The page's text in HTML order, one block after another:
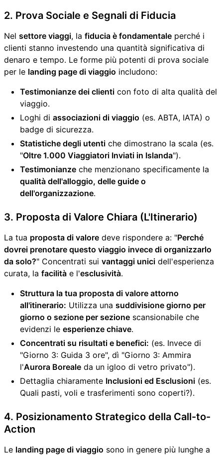
2. Prova Sociale e Segnali di Fiducia
Nel settore viaggi, la fiducia è fondamentale perché i
clienti stanno investendo una quantità significativa di
denaro e tempo. Le forme più potenti di prova sociale
per le landing page di viaggio includono:
Testimonianze dei clienti con foto di alta qualità del
viaggio.
Loghi di associazioni di viaggio (es. ABTA, IATA) o
badge di sicurezza.
Statistiche degli utenti che dimostrano la scala (es.
"Oltre 1.000 Viaggiatori Inviati in Islanda").
Testimonianze che menzionano specificamente la
qualità dell'alloggio, delle guide o
dell'organizzazione.
3. Proposta di Valore Chiara (L'Itinerario)
La tua proposta di valore deve rispondere a: "Perché
dovrei prenotare questo viaggio invece di organizzarlo
da solo?" Concentrati sui vantaggi unici dell'esperienza
curata, la facilità e l'esclusività.
Struttura la tua proposta di valore attorno
all'itinerario: Utilizza una suddivisione giorno per
giorno o sezione per sezione scansionabile che
evidenzi le esperienze chiave.
Concentrati su risultati e benefici: (es. Invece di
"Giorno 3: Guida 3 ore", dì "Giorno 3: Ammira
l'Aurora Boreale da un igloo di vetro privato").
Dettaglia chiaramente Inclusioni ed Esclusioni (es.
Quali pasti, voli e trasferimenti sono coperti?).
4. Posizionamento Strategico della Call-to-
Action
Le landing page di viaggio sono in genere più lunghe a